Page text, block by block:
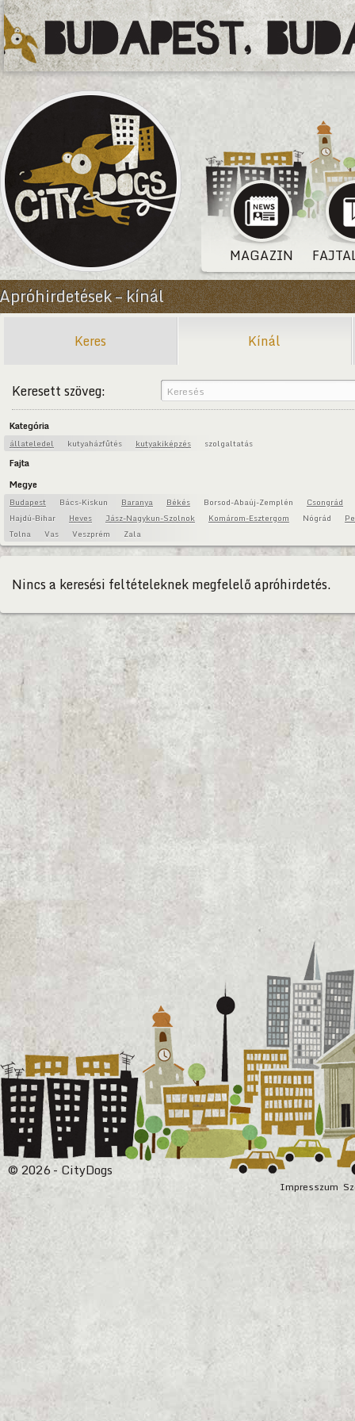
MAGAZIN
Apróhirdetések – kínál
Keres Kínál
Keresett szöveg:
Kategória
állateledel kutyaházfűtés kutyakiképzés szolgaltatás
Fajta
Megye
Budapest Bács-Kiskun Baranya Békés Borsod-Abaúj-Zemplén
Csongrád
Hajdú-Bihar
Heves Jász-Nagykun-Szolnok Komárom-Esztergom Nógrád
Tolna
Vas Veszprém Zala
Nincs a keresési feltételeknek megfelelő apróhirdetés.
Impresszum
© 2026 - CityDogs